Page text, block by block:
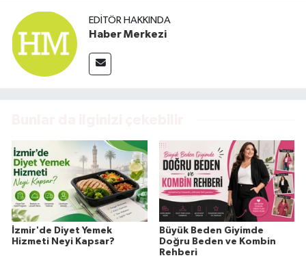
EDITÖR HAKKINDA
Haber Merkezi
İzmir'de Diyet Yemek
Hizmeti Neyi Kapsar?
Büyük Beden Giyimde
Doğru Beden ve Kombin
Rehberi